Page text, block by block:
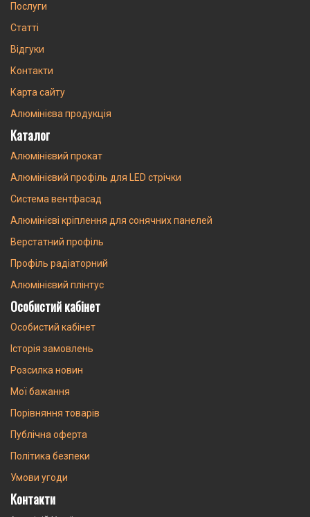
Послуги
Статті
Відгуки
Контакти
Карта сайту
Алюмінієва продукція
Каталог
Алюмінієвий прокат
Алюмінієвий профіль для LED стрічки
Система вентфасад
Алюмінієві кріплення для сонячних панелей
Верстатний профіль
Профіль радіаторний
Алюмінієвий плінтус
Особистий кабінет
Особистий кабінет
Історія замовлень
Розсилка новин
Мої бажання
Порівняння товарів
Публічна оферта
Політика безпеки
Умови угоди
Контакти